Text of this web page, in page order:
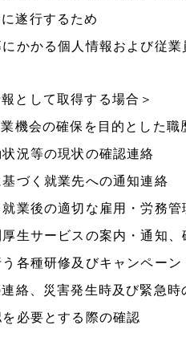
遂行するため
かかる個人情報および従業
として取得する場合＞
機会の確保を目的とした職
況等の現状の確認連絡
づく就業先への通知連絡
業後の適切な雇用・労務管
生サービスの案内・通知、
各種研修及びキャンペーン
絡、災害発生時及び緊急時
必要とする際の確認